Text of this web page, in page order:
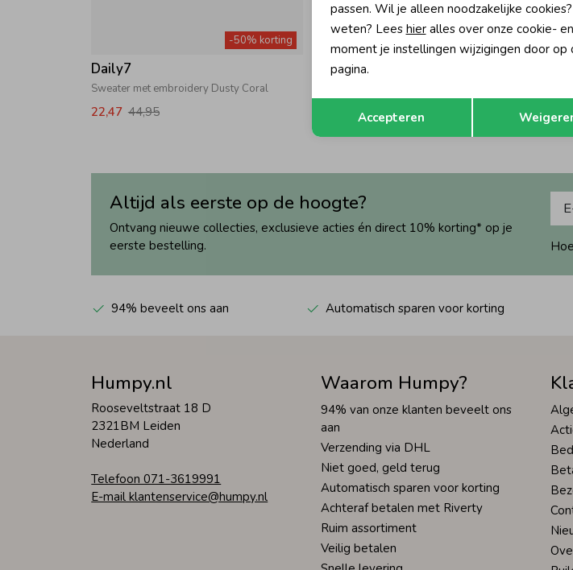
-50% korting
Daily7
Sweater met embroidery Dusty Coral
22,47 44,95
Daily7
44,95
Altijd als eerste op de hoogte?
Ontvang nieuwe collecties, exclusieve acties én direct 10% korting* op je
eerste bestelling.
94% beveelt ons aan Automatisch sparen voor korting
Humpy.nl
Rooseveltstraat 18 D
2321BM Leiden
Nederland
Telefoon 071-3619991
E-mail klantenservice@humpy.nl
Waarom Humpy?
94% van onze klanten beveelt ons
aan
Verzending via DHL
Niet goed, geld terug
Automatisch sparen voor korting
Achteraf betalen met Riverty
Ruim assortiment
Veilig betalen
Terug
passen. Wil je alleen noodzakelijke
weten? Lees hieralles over onze cookie-
moment je instellingen wijzigingen door op
pagina.
Accepteren